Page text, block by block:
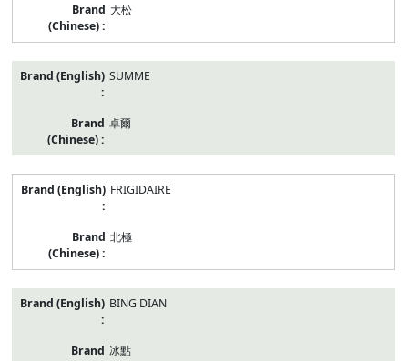
大松
SUMME
卓爾
FRIGIDAIRE
北極
BING DIAN
冰點